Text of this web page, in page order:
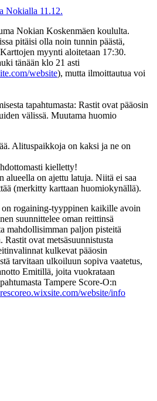
Nokian Koskenmäen koululta.
pitäisi olla noin tunnin päästä,
myynti aloitetaan 17:30.
tänään klo 21 asti
website), mutta ilmoittautua voi
tapahtumasta: Rastit ovat pääosin
välissä. Muutama huomio
Alituspaikkoja on kaksi ja ne on
kielletty!
alueella on ajettu latuja. Niitä ei saa
(merkitty karttaan huomiokynällä).
on rogaining-tyyppinen kaikille avoin
suunnittelee oman reittinsä
mahdollisimman paljon pisteitä
Rastit ovat metsäsuunnistusta
kulkevat pääosin
tarvitaan ulkoiluun sopiva vaatetus,
Emitillä, joita vuokrataan
Tampere Score-O:n
website/info